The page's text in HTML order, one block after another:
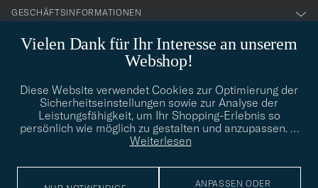
Vielen Dank für Ihr Interesse an unserem
Webshop!
Diese Website verwendet Cookies zur Optimierung der
Sicherheitseinstellungen sowie zur Analyse der
Leistungsfähigkeit, um Ihr Shopping-Erlebnis so
persönlich wie möglich zu gestalten und anzupassen. …
Weiterlesen
ANPASSEN ODER
GESCHÄFTSINFORMATIONEN
info@careofcarl.de
Benötigen Sie Hilfe bei der Suche nach Ihrem persönlichen Stil?
Wenden Sie sich an uns, wir helfen Ihnen gerne weiter!